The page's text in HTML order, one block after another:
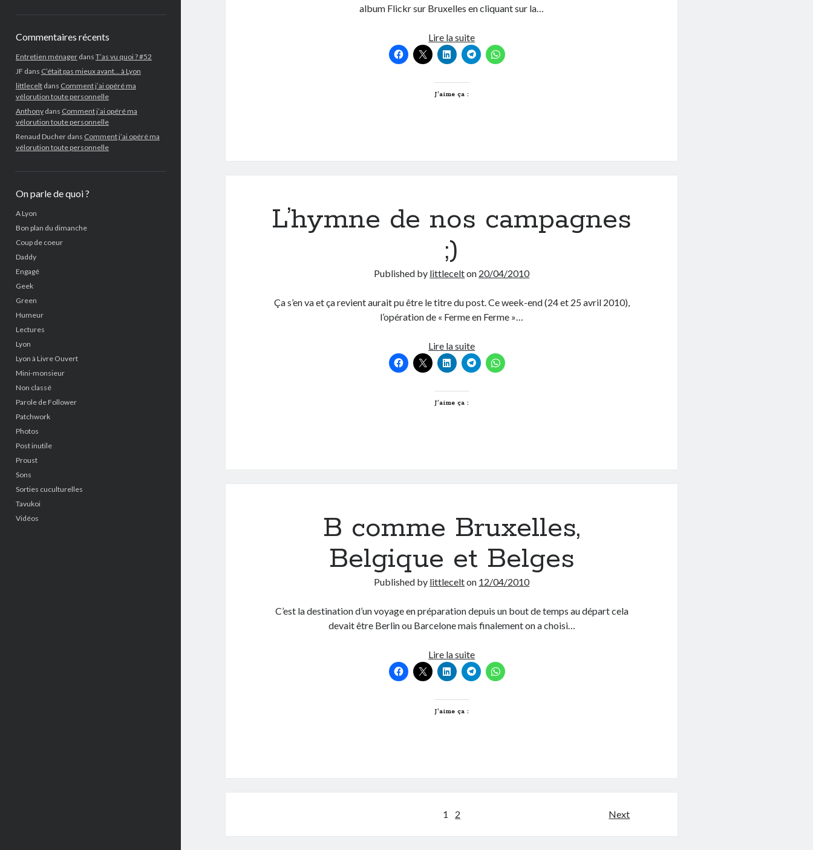
Commentaires récents
Entretien ménagerdans T’as vu quoi ? #52
JF dans C’était pas mieux avant… à Lyon
littleceltdans Comment j’ai opéré ma
vélorution toute personnelle
Anthonydans Comment j’ai opéré ma
vélorution toute personnelle
Renaud Ducherdans Comment j’ai opéré ma
vélorution toute personnelle
On parle de quoi ?
A Lyon
Bon plan du dimanche
Coup de coeur
Daddy
Engagé
Geek
Green
Humeur
Lectures
Lyon
Lyon à Livre Ouvert
Mini-monsieur
Non classé
Parole de Follower
Patchwork
Photos
Post inutile
Proust
Sons
Sorties cuculturelles
Tavukoi
Vidéos
album Flickr sur Bruxelles en cliquant sur la…
Lire la suiteBruxelles
en
photos
J’aime ça :
L’hymne de nos campagnes
;)
Published by littlecelton 20/04/2010
Ça s’en va et ça revient aurait pu être le titre du post. Ce week-end (24 et 25 avril 2010),
l’opération de « Ferme en Ferme »…
Lire la suiteL’hymne
de
nos
J’aime ça :
B comme Bruxelles,
Belgique et Belges
Published by littlecelton 12/04/2010
C’est la destination d’un voyage en préparation depuis un bout de temps au départ cela
devait être Berlin ou Barcelone mais finalement on a choisi…
Lire la suiteB
comme
Bruxelles,
J’aime ça :
1 2 Next